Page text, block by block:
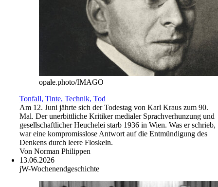
opale.photo/IMAGO
Tonfall, Tinte, Technik, Tod
Am 12. Juni jährte sich der Todestag von Karl Kraus zum 90.
Mal. Der unerbittliche Kritiker medialer Sprachverhunzung und
gesellschaftlicher Heuchelei starb 1936 in Wien. Was er schrieb,
war eine kompromisslose Antwort auf die Entmündigung des
Denkens durch leere Floskeln.
Von Norman Philippen
13.06.2026
jW-Wochenendgeschichte